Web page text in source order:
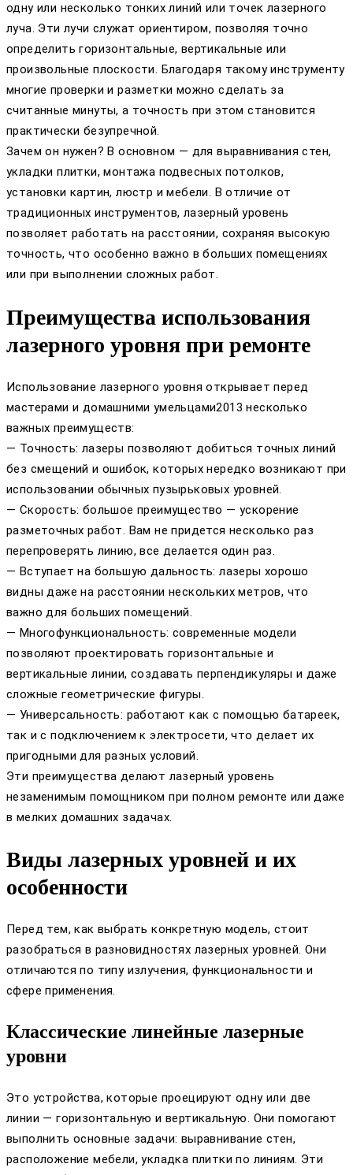
одну или несколько тонких линий или точек лазерного
луча. Эти лучи служат ориентиром, позволяя точно
определить горизонтальные, вертикальные или
произвольные плоскости. Благодаря такому инструменту
многие проверки и разметки можно сделать за
считанные минуты, а точность при этом становится
практически безупречной.
Зачем он нужен? В основном — для выравнивания стен,
укладки плитки, монтажа подвесных потолков,
установки картин, люстр и мебели. В отличие от
традиционных инструментов, лазерный уровень
позволяет работать на расстоянии, сохраняя высокую
точность, что особенно важно в больших помещениях
или при выполнении сложных работ.
Преимущества использования
лазерного уровня при ремонте
Использование лазерного уровня открывает перед
мастерами и домашними умельцами2013 несколько
важных преимуществ:
— Точность: лазеры позволяют добиться точных линий
без смещений и ошибок, которых нередко возникают при
использовании обычных пузырьковых уровней.
— Скорость: большое преимущество — ускорение
разметочных работ. Вам не придется несколько раз
перепроверять линию, все делается один раз.
— Вступает на большую дальность: лазеры хорошо
видны даже на расстоянии нескольких метров, что
важно для больших помещений.
— Многофункциональность: современные модели
позволяют проектировать горизонтальные и
вертикальные линии, создавать перпендикуляры и даже
сложные геометрические фигуры.
— Универсальность: работают как с помощью батареек,
так и с подключением к электросети, что делает их
пригодными для разных условий.
Эти преимущества делают лазерный уровень
незаменимым помощником при полном ремонте или даже
в мелких домашних задачах.
Виды лазерных уровней и их
особенности
Перед тем, как выбрать конкретную модель, стоит
разобраться в разновидностях лазерных уровней. Они
отличаются по типу излучения, функциональности и
сфере применения.
Классические линейные лазерные
уровни
Это устройства, которые проецируют одну или две
линии — горизонтальную и вертикальную. Они помогают
выполнить основные задачи: выравнивание стен,
расположение мебели, укладка плитки по линиям. Эти